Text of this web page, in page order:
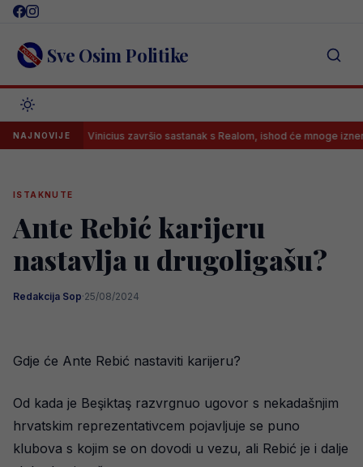
Skip
content Sve Osim Politike
NAJNOVIJEVinicius završio sastanak s Realom, ishod će mnoge iznenaditi?
ISTAKNUTE
Ante Rebić karijeru
nastavlja u drugoligašu?
Redakcija Sop·25/08/2024
Gdje će Ante Rebić nastaviti karijeru?
Od kada je Beşiktaş razvrgnuo ugovor s nekadašnjim
hrvatskim reprezentativcem pojavljuje se puno
klubova s kojim se on dovodi u vezu, ali Rebić je i dalje